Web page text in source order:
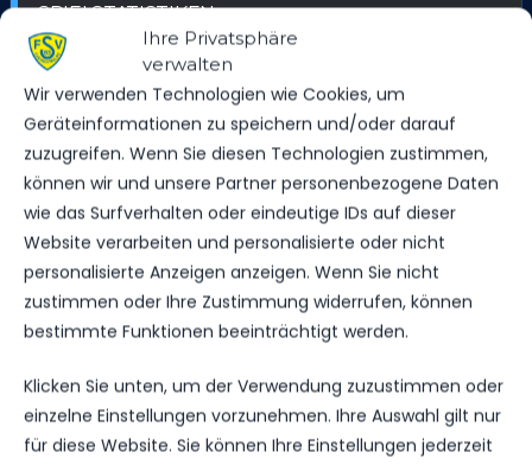
Ihre Privatsphäre
verwalten
Wir verwenden Technologien wie Cookies, um
Geräteinformationen zu speichern und/oder darauf
zuzugreifen. Wenn Sie diesen Technologien zustimmen,
können wir und unsere Partner personenbezogene Daten
wie das Surfverhalten oder eindeutige IDs auf dieser
Website verarbeiten und personalisierte oder nicht
personalisierte Anzeigen anzeigen. Wenn Sie nicht
zustimmen oder Ihre Zustimmung widerrufen, können
bestimmte Funktionen beeinträchtigt werden.
Klicken Sie unten, um der Verwendung zuzustimmen oder
einzelne Einstellungen vorzunehmen. Ihre Auswahl gilt nur
für diese Website. Sie können Ihre Einstellungen jederzeit
SPIELSTATISTIKEN
FSV 63 LUCKENWALDE
VS.
BSG CHEMIE LEIPZIG
TORE
3 GELBE KARTEN 4
ROTE KARTEN